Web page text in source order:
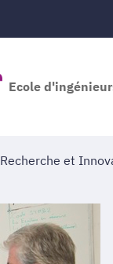
Ecole
Recherche et